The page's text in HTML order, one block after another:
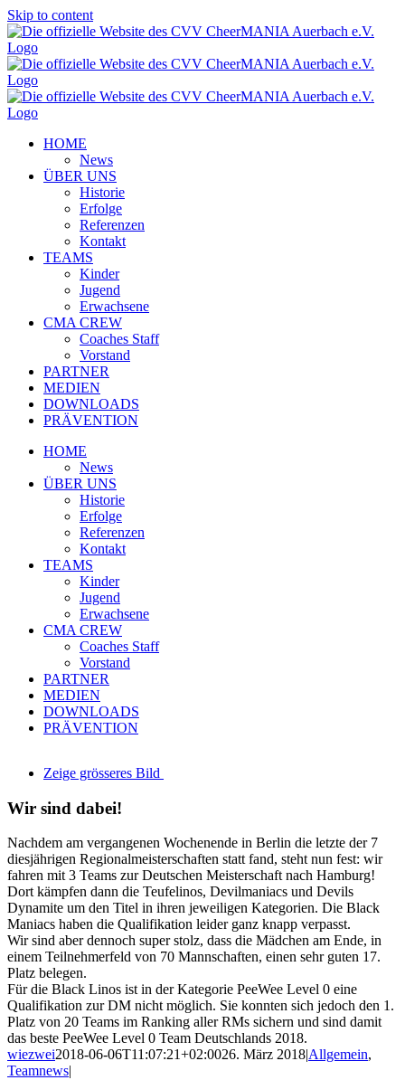
Skip to content
HOME
News
ÜBER UNS
Historie
Erfolge
Referenzen
Kontakt
TEAMS
Kinder
Jugend
Erwachsene
CMA CREW
Coaches Staff
Vorstand
PARTNER
MEDIEN
DOWNLOADS
PRÄVENTION
HOME
News
ÜBER UNS
Historie
Erfolge
Referenzen
Kontakt
TEAMS
Kinder
Jugend
Erwachsene
CMA CREW
Coaches Staff
Vorstand
PARTNER
MEDIEN
DOWNLOADS
PRÄVENTION
Zeige grösseres Bild
Wir sind dabei!
Nachdem am vergangenen Wochenende in Berlin die letzte der 7
diesjährigen Regionalmeisterschaften statt fand, steht nun fest: wir
fahren mit 3 Teams zur Deutschen Meisterschaft nach Hamburg!
Dort kämpfen dann die Teufelinos, Devilmaniacs und Devils
Dynamite um den Titel in ihren jeweiligen Kategorien. Die Black
Maniacs haben die Qualifikation leider ganz knapp verpasst.
Wir sind aber dennoch super stolz, dass die Mädchen am Ende, in
einem Teilnehmerfeld von 70 Mannschaften, einen sehr guten 17.
Platz belegen.
Für die Black Linos ist in der Kategorie PeeWee Level 0 eine
Qualifikation zur DM nicht möglich. Sie konnten sich jedoch den 1.
Platz von 20 Teams im Ranking aller RMs sichern und sind damit
das beste PeeWee Level 0 Team Deutschlands 2018.
wiezwei2018-06-06T11:07:21+02:0026. März 2018|Allgemein,
Teamnews|